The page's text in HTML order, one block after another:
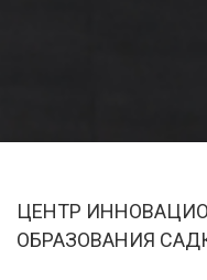
ЦЕНТР
ОБРАЗОВАНИЯ